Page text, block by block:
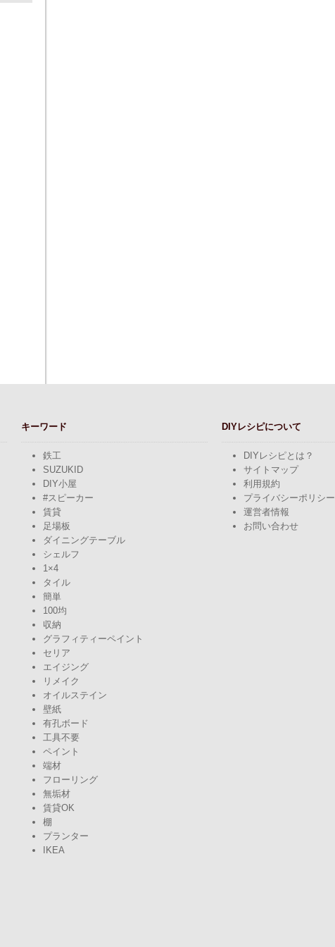
キーワード
鉄工
SUZUKID
DIY小屋
#スピーカー
賃貸
足場板
ダイニングテーブル
シェルフ
1×4
タイル
簡単
100均
収納
グラフィティーペイント
セリア
エイジング
リメイク
オイルステイン
壁紙
有孔ボード
工具不要
ペイント
端材
フローリング
無垢材
賃貸OK
棚
プランター
IKEA
DIYレシピについて
DIYレシピとは？
サイトマップ
利用規約
プライバシーポリシー
運営者情報
お問い合わせ